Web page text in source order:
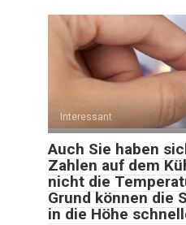
Interessant
Auch Sie haben
Zahlen auf dem
nicht die
Grund können die
in die Höhe